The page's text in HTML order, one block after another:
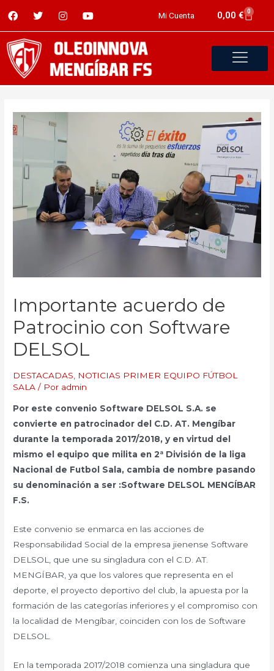
Mi Cuenta 0,00 € 0
Importante acuerdo de
Patrocinio con Software
DELSOL
DESTACADAS
NOTICIAS PRIMER EQUIPO FÚTBOL
SALA / Por admin
Por este convenio Software DELSOL S.A. se
convierte en patrocinador del C.D. AT. Mengíbar
durante la temporada 2017/2018, y en virtud del
mismo el equipo que milita en 2ª División de la liga
Nacional de Futbol Sala, cambia de nombre pasando
su denominación a ser :Software DELSOL MENGÍBAR
F.S.
Este convenio se enmarca en las acciones de
Responsabilidad Social de la empresa jienense Software
DELSOL, que une su singladura con el C.D. AT.
MENGÍBAR, ya que los valores que representa en el
deporte, el proyecto deportivo del club, la apuesta por la
formación de las categorías inferiores y el compromiso con
la localidad de Mengíbar, coinciden con los de Software
DELSOL.
En la temporada 2017/2018 comienza una singladura que